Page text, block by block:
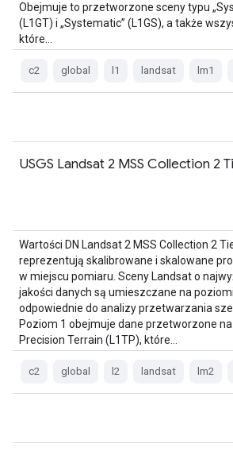
Obejmuje to przetworzone sceny typu
(L1GT) i „Systematic” (L1GS), a także
które…
c2 global l1 landsat lm1
USGS Landsat 2 MSS Collection 2
Wartości DN Landsat 2 MSS Collection 2
reprezentują skalibrowane i skalowane
w miejscu pomiaru. Sceny Landsat o
jakości danych są umieszczane na
odpowiednie do analizy przetwarzania
Poziom 1 obejmuje dane przetworzone
Precision Terrain (L1TP), które…
c2 global l2 landsat lm2